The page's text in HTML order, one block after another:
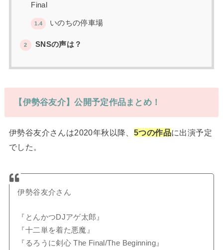
Final
1.4 いのちの停車場
2 SNSの声は？
【伊勢谷友介】公開予定作品まとめ！
伊勢谷友介さんは2020年秋以降、 5つの作品に出演予定
でした。
伊勢谷友介さん
『とんかつDJアゲ太郎』
『十二単を着た悪魔』
『るろうに剣心 The Final/The Beginning』